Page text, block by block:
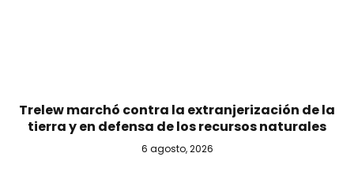
Trelew marchó contra la extranjerización de la
tierra y en defensa de los recursos naturales
6 agosto, 2026